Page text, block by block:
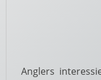
Anglers